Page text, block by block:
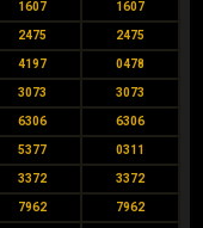
1607 1607
2475 2475
4197 0478
3073 3073
6306 6306
5377 0311
3372 3372
7962 7962